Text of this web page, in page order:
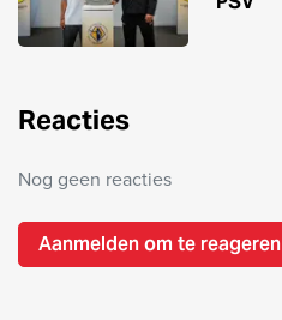
Reacties
Nog geen reacties
Aanmelden om te reageren